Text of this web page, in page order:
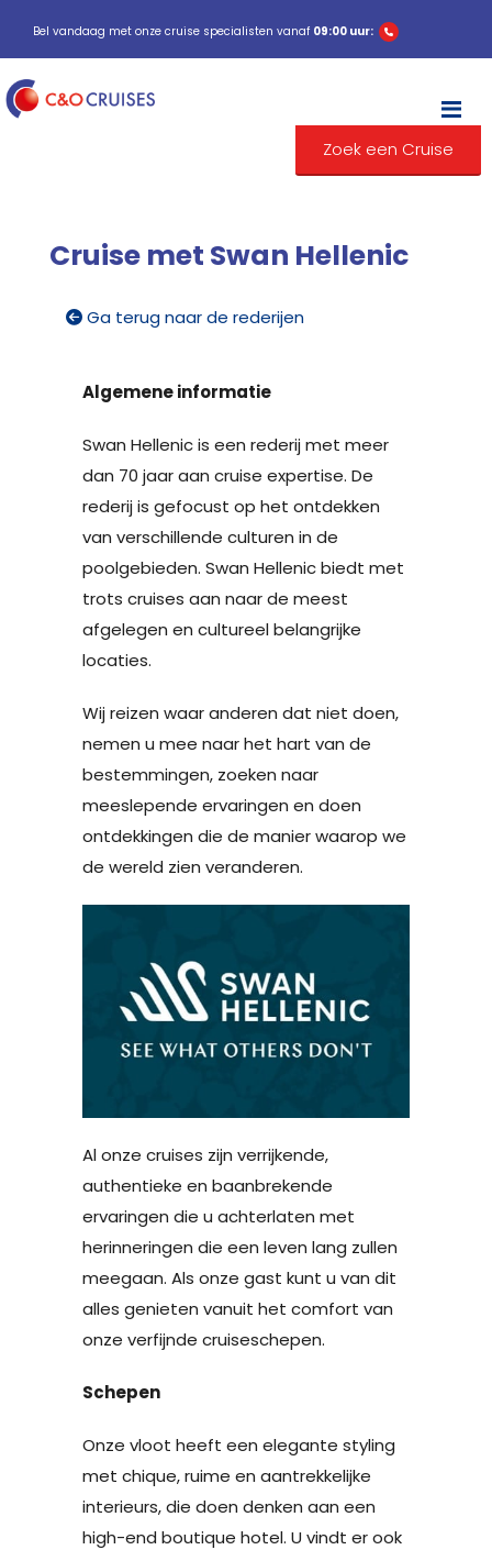
Bel vandaag met onze cruise specialisten vanaf 09:00 uur:
Zoek een Cruise
Cruise met Swan Hellenic
Ga terug naar de rederijen
Algemene informatie
Swan Hellenic is een rederij met meer
dan 70 jaar aan cruise expertise. De
rederij is gefocust op het ontdekken
van verschillende culturen in de
poolgebieden. Swan Hellenic biedt met
trots cruises aan naar de meest
afgelegen en cultureel belangrijke
locaties.
Wij reizen waar anderen dat niet doen,
nemen u mee naar het hart van de
bestemmingen, zoeken naar
meeslepende ervaringen en doen
ontdekkingen die de manier waarop we
de wereld zien veranderen.
Al onze cruises zijn verrijkende,
authentieke en baanbrekende
ervaringen die u achterlaten met
herinneringen die een leven lang zullen
meegaan. Als onze gast kunt u van dit
alles genieten vanuit het comfort van
onze verfijnde cruiseschepen.
Schepen
Onze vloot heeft een elegante styling
met chique, ruime en aantrekkelijke
interieurs, die doen denken aan een
high-end boutique hotel. U vindt er ook